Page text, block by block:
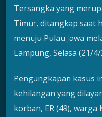
Tersangka yang
Timur, ditangkap saat
menuju Pulau Jawa
Lampung, Selasa (21/
Pengungkapan kasus
kehilangan yang
korban, ER (49), warga